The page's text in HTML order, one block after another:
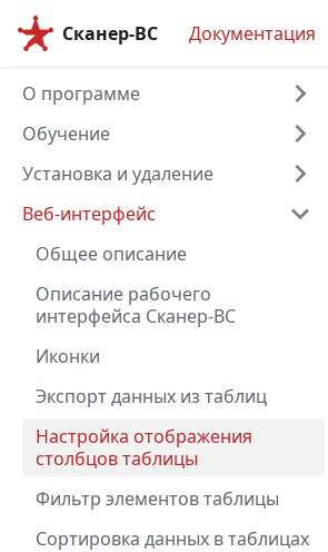
Сканер-ВС Документация
О программе
Обучение
Установка и удаление
Веб-интерфейс
Общее описание
Описание рабочего
интерфейса Сканер-ВС
Иконки
Экспорт данных из таблиц
Настройка отображения
столбцов таблицы
Фильтр элементов таблицы
Сортировка данных в таблицах